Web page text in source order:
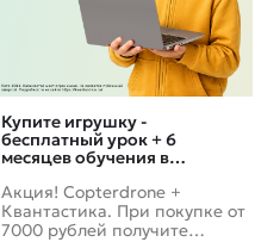
Купите игрушку -
бесплатный урок + 6
месяцев обучения в
Акция! Copterdrone +
Квантастика. При покупке от
7000 рублей получите